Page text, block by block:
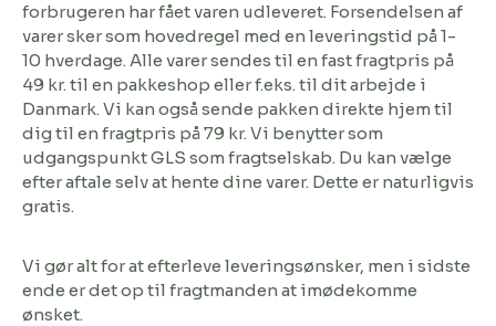
forbrugeren har fået varen udleveret. Forsendelsen af
varer sker som hovedregel med en leveringstid på 1-
10 hverdage. Alle varer sendes til en fast fragtpris på
49 kr. til en pakkeshop eller f.eks. til dit arbejde i
Danmark. Vi kan også sende pakken direkte hjem til
dig til en fragtpris på 79 kr. Vi benytter som
udgangspunkt GLS som fragtselskab. Du kan vælge
efter aftale selv at hente dine varer. Dette er naturligvis
gratis.
Vi gør alt for at efterleve leveringsønsker, men i sidste
ende er det op til fragtmanden at imødekomme
ønsket.